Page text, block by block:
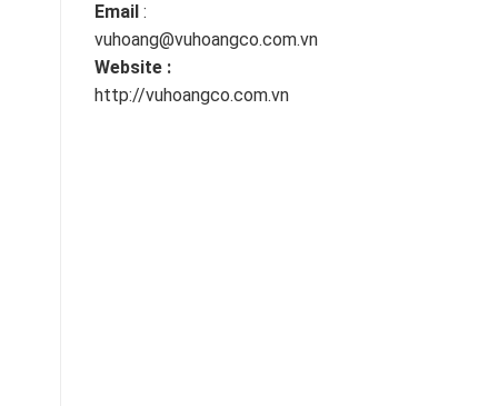
Email :
vuhoang@vuhoangco.com.vn
Website :
http://vuhoangco.com.vn